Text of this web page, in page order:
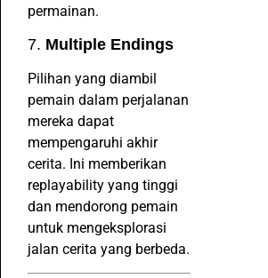
permainan.
7. Multiple Endings
Pilihan yang diambil
pemain dalam perjalanan
mereka dapat
mempengaruhi akhir
cerita. Ini memberikan
replayability yang tinggi
dan mendorong pemain
untuk mengeksplorasi
jalan cerita yang berbeda.